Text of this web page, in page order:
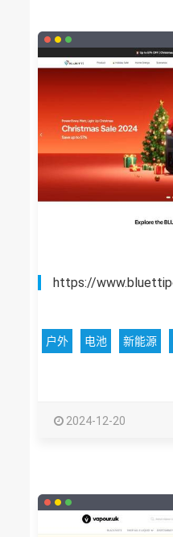
https://
户外 电池 新能源
2024-12-20